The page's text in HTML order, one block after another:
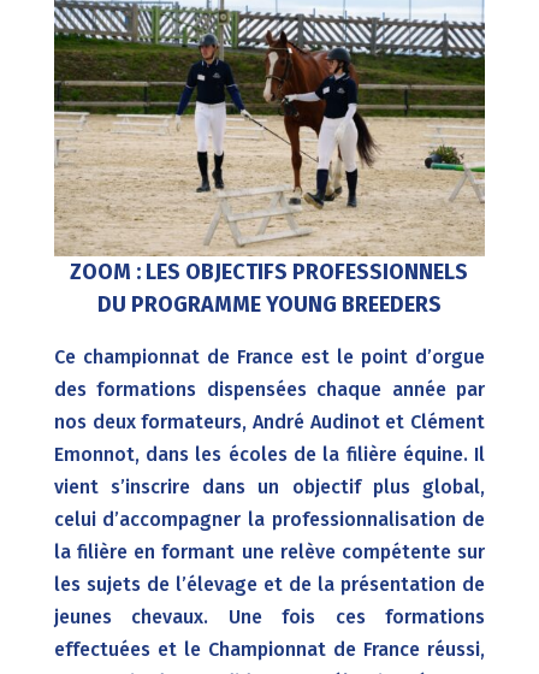
ZOOM : LES OBJECTIFS PROFESSIONNELS
DU PROGRAMME YOUNG BREEDERS
Ce championnat de France est le point d’orgue
des formations dispensées chaque année par
nos deux formateurs, André Audinot et Clément
Emonnot, dans les écoles de la filière équine. Il
vient s’inscrire dans un objectif plus global,
celui d’accompagner la professionnalisation de
la filière en formant une relève compétente sur
les sujets de l’élevage et de la présentation de
jeunes chevaux. Une fois ces formations
effectuées et le Championnat de France réussi,